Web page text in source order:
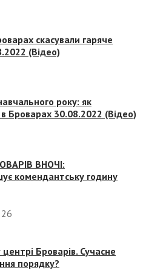
скасували гаряче
(Відео)
року: як
Броварах 30.08.2022 (Відео)
ВНОЧІ:
комендантську годину
26
Броварів. Сучасне
порядку?